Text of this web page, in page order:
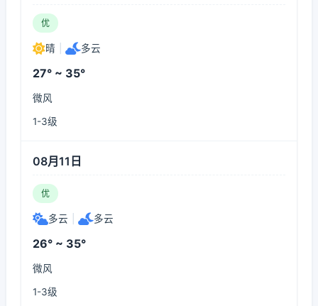
优
晴 多云
27° ~ 35°
微风
1-3级
08月11日
优
多云 多云
26° ~ 35°
微风
1-3级